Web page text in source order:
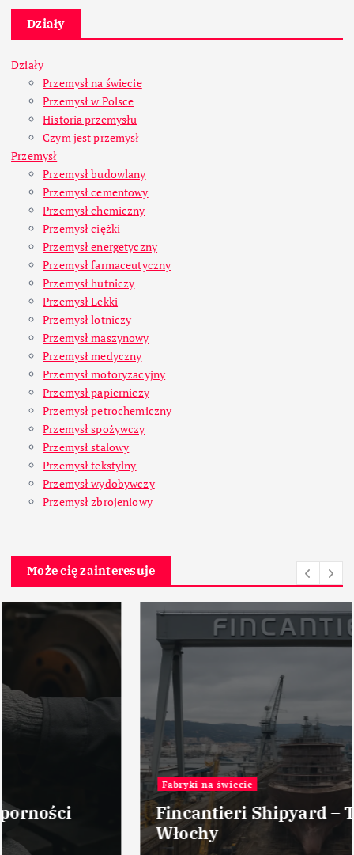
Działy
Działy
Przemysł na świecie
Przemysł w Polsce
Historia przemysłu
Czym jest przemysł
Przemysł
Przemysł budowlany
Przemysł cementowy
Przemysł chemiczny
Przemysł ciężki
Przemysł energetyczny
Przemysł farmaceutyczny
Przemysł hutniczy
Przemysł Lekki
Przemysł lotniczy
Przemysł maszynowy
Przemysł medyczny
Przemysł motoryzacyjny
Przemysł papierniczy
Przemysł petrochemiczny
Przemysł spożywczy
Przemysł stalowy
Przemysł tekstylny
Przemysł wydobywczy
Przemysł zbrojeniowy
Może cię zainteresuje
Fincantieri Shipyard – Triest –